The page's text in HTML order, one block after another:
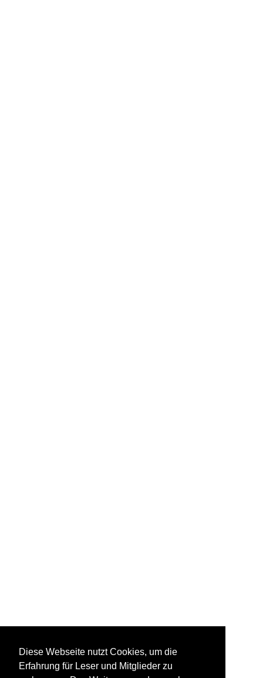
Diese Webseite nutzt Cookies, um die
Erfahrung für Leser und Mitglieder zu